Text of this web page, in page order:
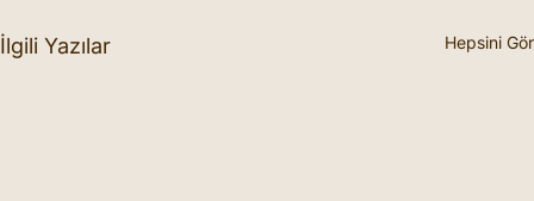
İlgili Yazılar Hepsini Gör